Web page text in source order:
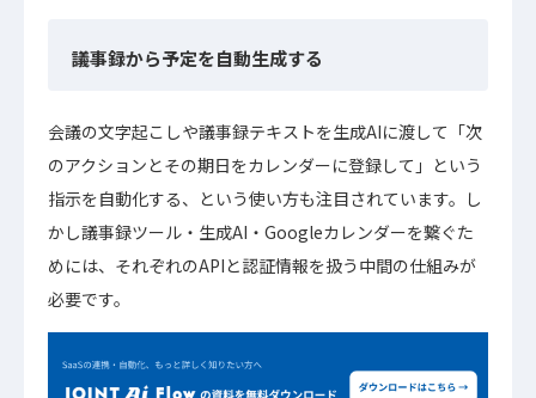
議事録から予定を自動生成する
会議の文字起こしや議事録テキストを生成AIに渡して「次
のアクションとその期日をカレンダーに登録して」という
指示を自動化する、という使い方も注目されています。し
かし議事録ツール・生成AI・Googleカレンダーを繋ぐた
めには、それぞれのAPIと認証情報を扱う中間の仕組みが
必要です。